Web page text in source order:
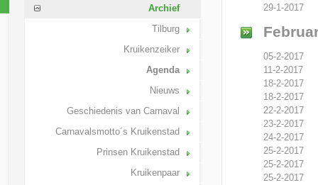
Archief
Tilburg
Kruikenzeiker
Agenda
Nieuws
Geschiedenis van Carnaval
Carnavalsmotto´s Kruikenstad
Prinsen Kruikenstad
Kruikenpaar
29-1-2017
05-2-2017
11-2-2017
18-2-2017
18-2-2017
22-2-2017
23-2-2017
24-2-2017
25-2-2017
25-2-2017
25-2-2017